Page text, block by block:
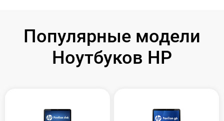
Популярные модели
Ноутбуков HP